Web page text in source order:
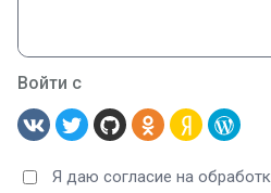
Войти с
Я даю согласие на